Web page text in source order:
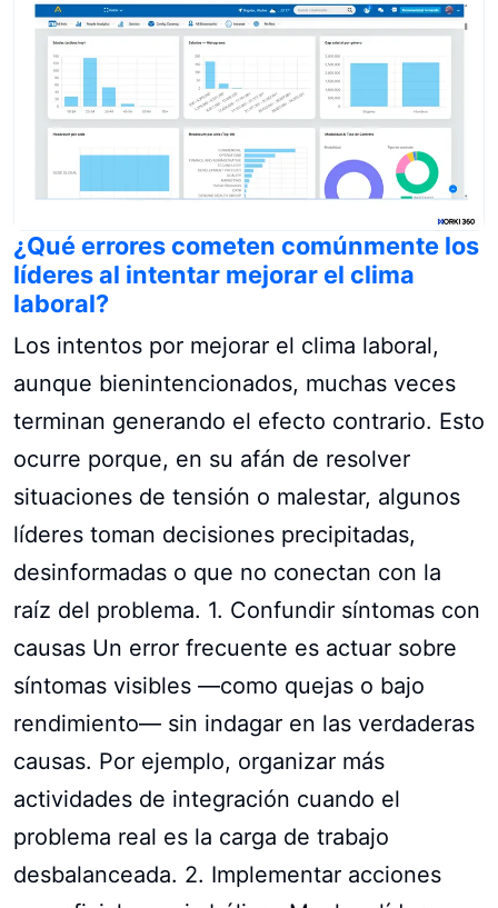
¿Qué errores cometen comúnmente los
líderes al intentar mejorar el clima
laboral?
Los intentos por mejorar el clima laboral,
aunque bienintencionados, muchas veces
terminan generando el efecto contrario. Esto
ocurre porque, en su afán de resolver
situaciones de tensión o malestar, algunos
líderes toman decisiones precipitadas,
desinformadas o que no conectan con la
raíz del problema. 1. Confundir síntomas con
causas Un error frecuente es actuar sobre
síntomas visibles —como quejas o bajo
rendimiento— sin indagar en las verdaderas
causas. Por ejemplo, organizar más
actividades de integración cuando el
problema real es la carga de trabajo
desbalanceada. 2. Implementar acciones